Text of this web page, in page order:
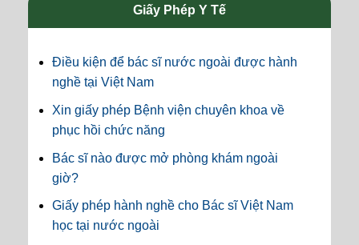
Giấy Phép Y Tế
Điều kiện để bác sĩ nước ngoài được hành
nghề tại Việt Nam
Xin giấy phép Bệnh viện chuyên khoa về
phục hồi chức năng
Bác sĩ nào được mở phòng khám ngoài
giờ?
Giấy phép hành nghề cho Bác sĩ Việt Nam
học tại nước ngoài